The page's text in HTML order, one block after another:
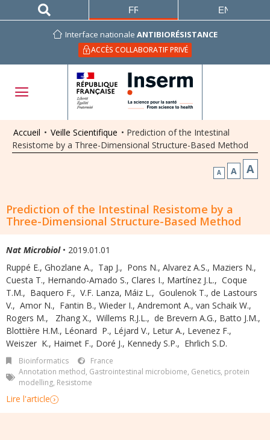
Interface nationale ANTIBIORÉSISTANCE
ACCÈS COLLABORATIF PRIVÉ
FRANÇAIS ENGLISH
Accueil • Veille Scientifique • Prediction of the Intestinal
Resistome by a Three-Dimensional Structure-Based Method
A A A
Prediction of the Intestinal Resistome by a
Three-Dimensional Structure-Based Method
Nat Microbiol• 2019.01.01
Ruppé E., Ghozlane A., Tap J., Pons N., Alvarez A.S., Maziers N.,
Cuesta T., Hernando-Amado S., Clares I., Martínez J.L., Coque
T.M., Baquero F., V.F. Lanza, Máiz L., Goulenok T., de Lastours
V., Amor N., Fantin B., Wieder I., Andremont A., van Schaik W.,
Rogers M., Zhang X., Willems R.J.L., de Brevern A.G., Batto J.M.,
Blottière H.M., Léonard P., Léjard V., Letur A., Levenez F.,
Weiszer K., Haimet F., Doré J., Kennedy S.P., Ehrlich S.D.
Bioinformatics
France
Annotation method, Gastrointestinal microbiome, Genetics, protein
modelling, Resistome
Lire l'article